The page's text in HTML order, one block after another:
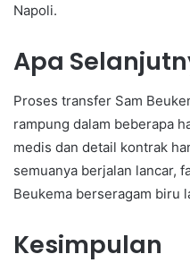
Napoli.
Apa
Proses transfer Sam
rampung dalam beberapa
medis dan detail kontrak
semuanya berjalan lancar,
Beukema berseragam biru
Kesimpulan